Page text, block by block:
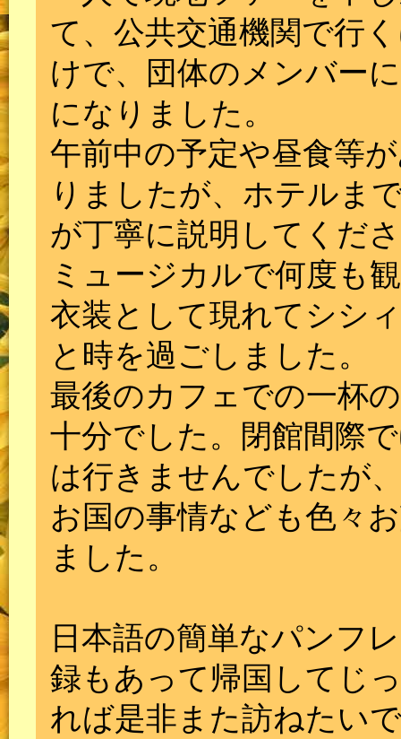
て、公共交通機関で行
けで、団体のメンバー
になりました。
午前中の予定や昼食等
りましたが、ホテルま
が丁寧に説明してくだ
ミュージカルで何度も
衣装として現れてシシ
と時を過ごしました。
最後のカフェでの一杯
十分でした。閉館間際
は行きませんでしたが
お国の事情なども色々
ました。
日本語の簡単なパンフ
録もあって帰国してじ
れば是非また訪ねたい